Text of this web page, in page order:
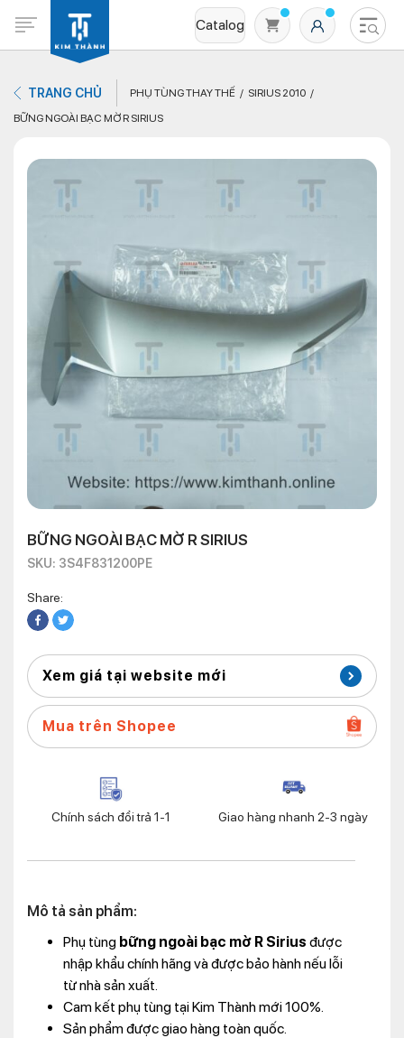
Catalog
Không có sản phẩm nào trong giỏ hàng
TRANG CHỦ PHỤ TÙNG THAY THẾ
SIRIUS 2010
BỮNG NGOÀI BẠC MỜ R SIRIUS
BỮNG NGOÀI BẠC MỜ R SIRIUS
SKU: 3S4F831200PE
Share:
Xem giá tại website mới
Mua trên Shopee
Chính sách đổi trả 1-1 Giao hàng nhanh 2-3 ngày
Mô tả sản phẩm:
Phụ tùng bững ngoài bạc mờ R Sirius được
nhập khẩu chính hãng và được bảo hành nếu lỗi
từ nhà sản xuất.
Cam kết phụ tùng tại Kim Thành mới 100%.
Sản phẩm được giao hàng toàn quốc.